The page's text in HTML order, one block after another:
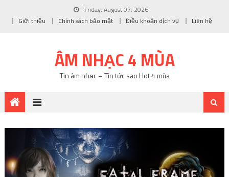
Friday, August 07, 2026
Giới thiệu
Chính sách bảo mật Điều khoản dịch vụ Liên hệ
ÂM NHẠC 4 MÙA
Tin âm nhạc – Tin tức sao Hot 4 mùa